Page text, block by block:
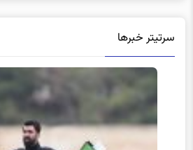
سرتیتر خبرها